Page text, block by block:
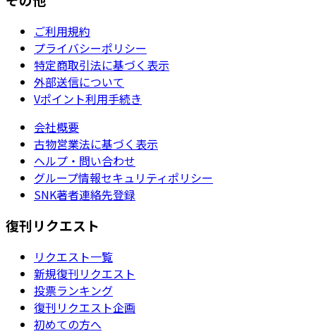
ご利用規約
プライバシーポリシー
特定商取引法に基づく表示
外部送信について
Vポイント利用手続き
会社概要
古物営業法に基づく表示
ヘルプ・問い合わせ
グループ情報セキュリティポリシー
SNK著者連絡先登録
復刊リクエスト
リクエスト一覧
新規復刊リクエスト
投票ランキング
復刊リクエスト企画
初めての方へ